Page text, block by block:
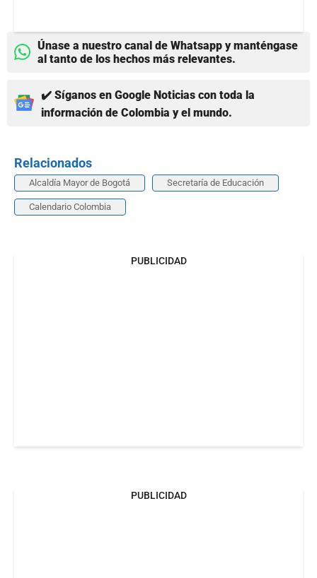
Únase a nuestro canal de Whatsapp y manténgase
al tanto de los hechos más relevantes.
✔️ Síganos en Google Noticias con toda la
información de Colombia y el mundo.
Relacionados
Alcaldía Mayor de Bogotá Secretaría de Educación
Calendario Colombia
PUBLICIDAD
PUBLICIDAD